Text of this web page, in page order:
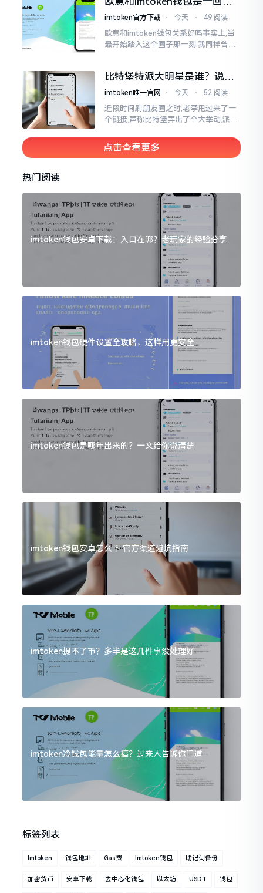
存钱罐与菜市场那般
吗？搞清楚了再装钱包
imtoken官方下载 ⋅ 今天 ⋅ 49 阅读
欧意和imtoken钱包关系好吗事实上,当
最开始踏入这个圈子那一刻,我同样曾因
推移才逐渐明晰
比特堡特派大明星是谁？说实
话，我真没搞明白
imtoken唯一官网 ⋅ 今天 ⋅ 52 阅读
近段时间刷朋友圈之时,老李甩过来了一
个链接,声称比特堡弄出了个大举动,派遣
进入查看,哎呀不得了,满屏幕都是“重
磅”、“首发”、“独家”
点击查看更多
热门阅读
imtoken钱包安卓下载：入口在哪？老玩家的经验分享
imtoken钱包硬件设置全攻略，这样用更安全
imtoken钱包是哪年出来的？一文给你说清楚
imtoken钱包安卓怎么下 官方渠道避坑指南
imtoken提不了币？多半是这几件事没处理好
imtoken冷钱包能量怎么搞？过来人告诉你门道
标签列表
Imtoken 钱包地址 Gas费 Imtoken钱包 助记词备份
加密货币 安卓下载 去中心化钱包 以太坊 USDT 钱包